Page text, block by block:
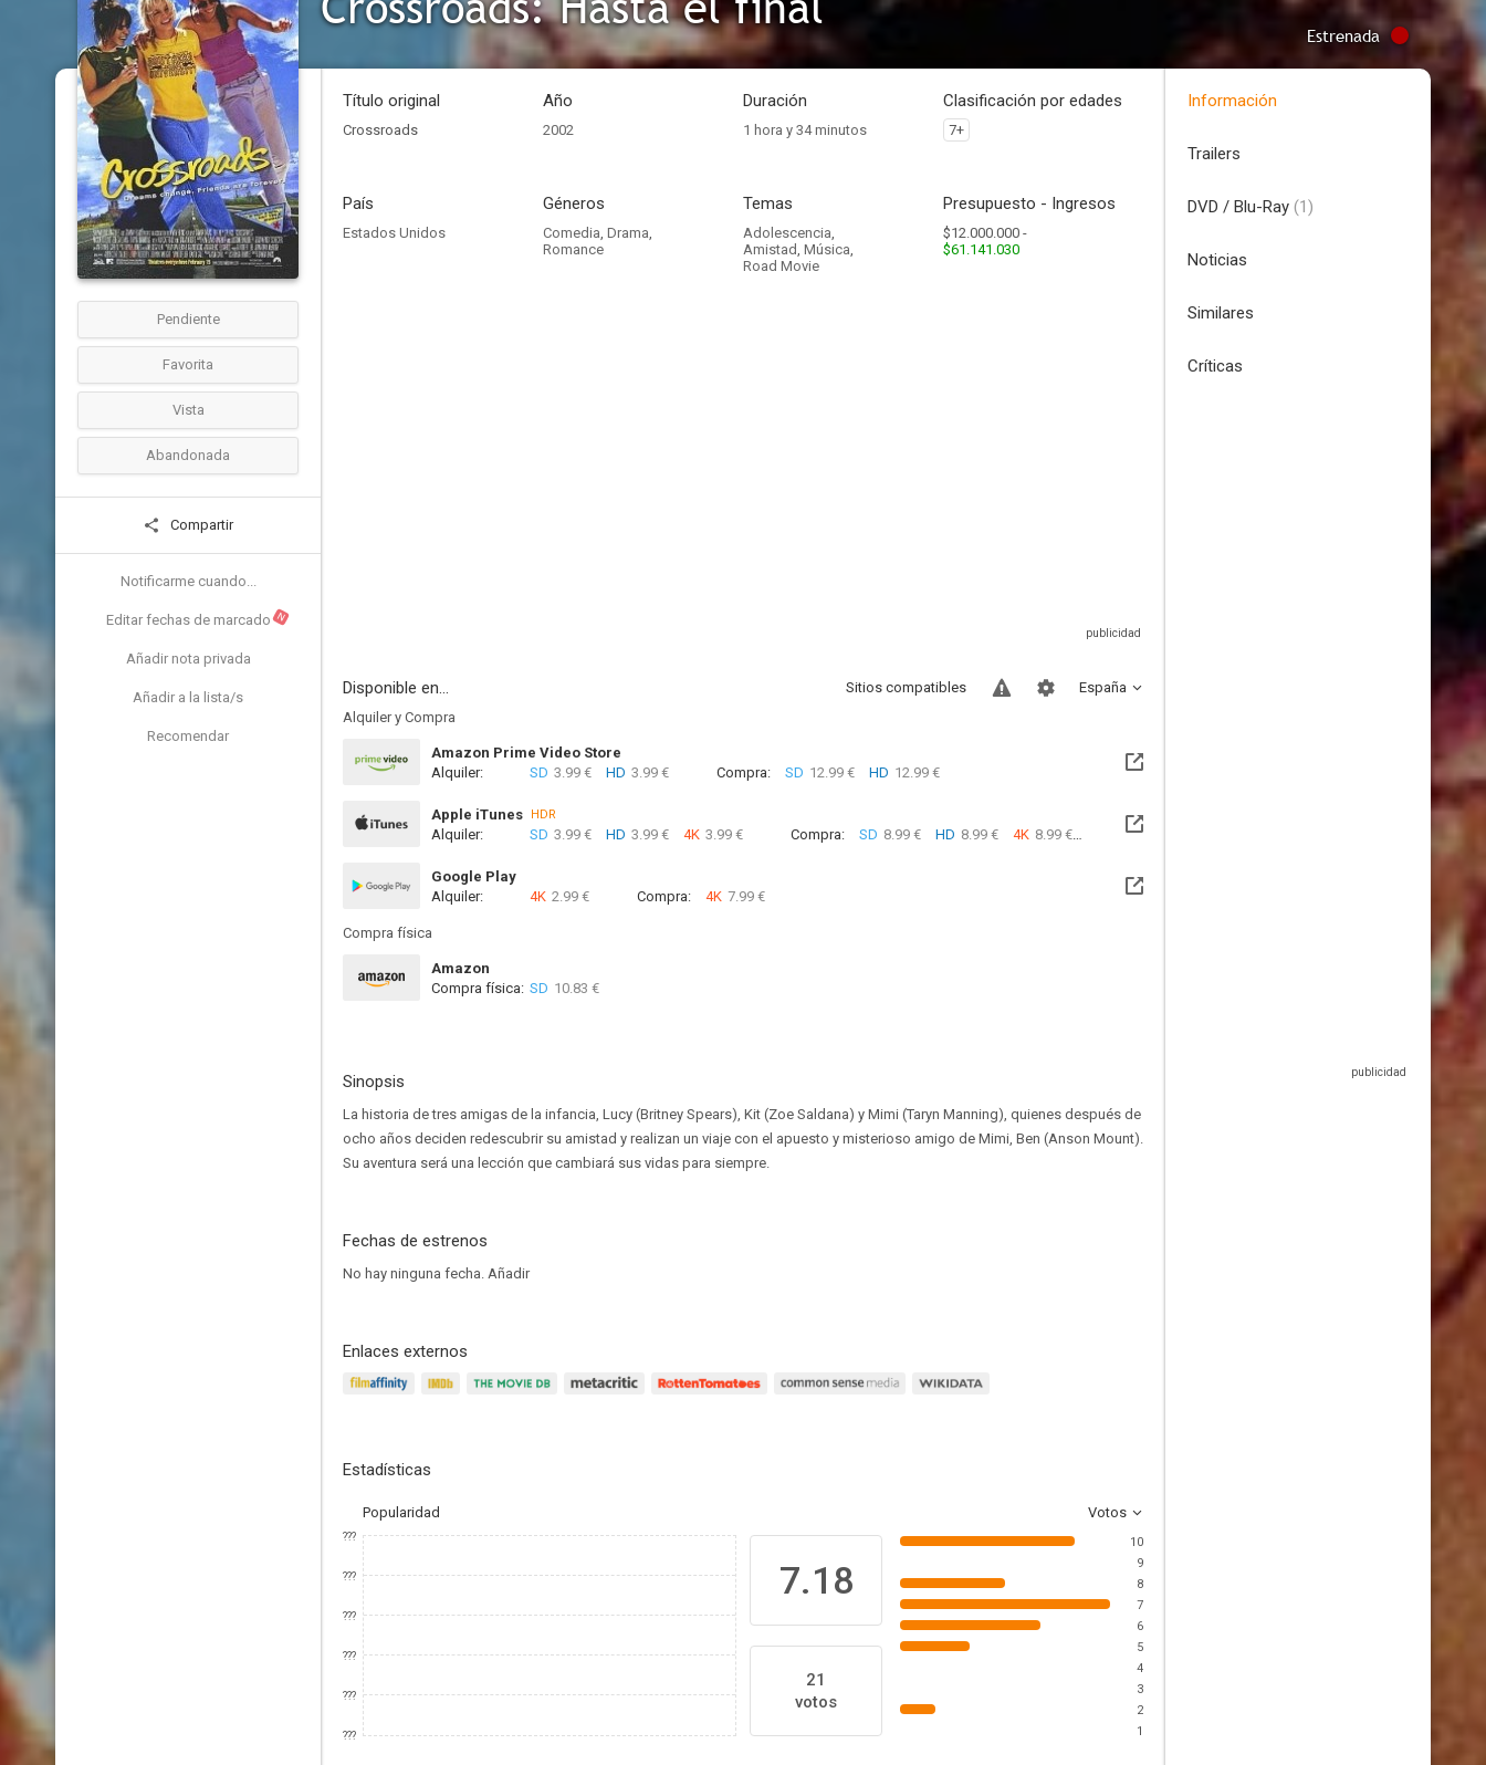
Estrenada
Pendiente
Favorita
Vista
Abandonada
Compartir
Notificarme cuando...
Editar fechas de marcado N
Añadir nota privada
Añadir a la lista/s
Recomendar
Título original
Crossroads
Año
2002
Duración
1 hora y 34 minutos
Clasificación por edades
7+
País
Estados Unidos
Géneros
Comedia, Drama,
Romance
Temas
Adolescencia,
Amistad, Música,
Road Movie
Presupuesto - Ingresos
$12.000.000 -
$61.141.030
Disponible en... España
Sitios compatibles
Alquiler y Compra
Amazon Prime Video Store
Alquiler:
SD 3.99 € HD 3.99 € Compra: SD 12.99 € HD 12.99 €
Apple iTunes HDR
Alquiler: SD 3.99 € HD 3.99 € 4K 3.99 € Compra: SD 8.99 € HD 8.99 € 4K 8.99 €
Google Play
Alquiler:
4K 2.99 € Compra: 4K 7.99 €
Compra física
Amazon
Compra física: SD 10.83 €
Sinopsis
La historia de tres amigas de la infancia, Lucy (Britney Spears), Kit (Zoe Saldana) y Mimi (Taryn Manning), quienes después de
ocho años deciden redescubrir su amistad y realizan un viaje con el apuesto y misterioso amigo de Mimi, Ben (Anson Mount).
Su aventura será una lección que cambiará sus vidas para siempre.
Fechas de estrenos
No hay ninguna fecha. Añadir
Enlaces externos
Estadísticas
Popularidad Votos
???
???
???
???
???
???
7.18
21
votos
10
9
8
7
6
5
4
3
2
1
Información
Trailers
DVD / Blu-Ray (1)
Noticias
Similares
Críticas